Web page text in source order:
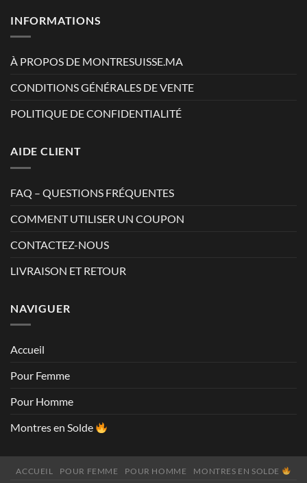
INFORMATIONS
À PROPOS DE MONTRESUISSE.MA
CONDITIONS GÉNÉRALES DE VENTE
POLITIQUE DE CONFIDENTIALITÉ
AIDE CLIENT
FAQ – QUESTIONS FRÉQUENTES
COMMENT UTILISER UN COUPON
CONTACTEZ-NOUS
LIVRAISON ET RETOUR
NAVIGUER
Accueil
Pour Femme
Pour Homme
Montres en Solde
ACCUEIL POUR FEMME POUR HOMME MONTRES EN SOLDE